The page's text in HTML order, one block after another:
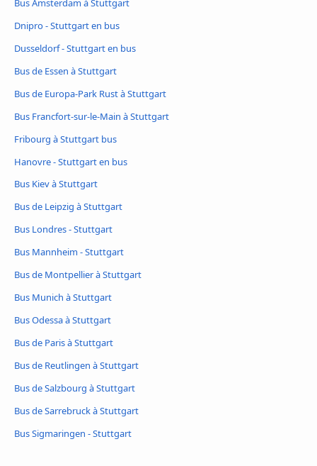
Bus Amsterdam à Stuttgart
Dnipro - Stuttgart en bus
Dusseldorf - Stuttgart en bus
Bus de Essen à Stuttgart
Bus de Europa-Park Rust à Stuttgart
Bus Francfort-sur-le-Main à Stuttgart
Fribourg à Stuttgart bus
Hanovre - Stuttgart en bus
Bus Kiev à Stuttgart
Bus de Leipzig à Stuttgart
Bus Londres - Stuttgart
Bus Mannheim - Stuttgart
Bus de Montpellier à Stuttgart
Bus Munich à Stuttgart
Bus Odessa à Stuttgart
Bus de Paris à Stuttgart
Bus de Reutlingen à Stuttgart
Bus de Salzbourg à Stuttgart
Bus de Sarrebruck à Stuttgart
Bus Sigmaringen - Stuttgart